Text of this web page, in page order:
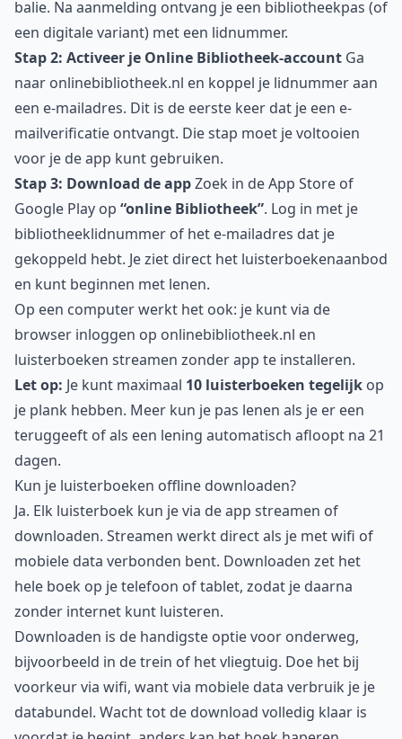
balie. Na aanmelding ontvang je een bibliotheekpas (of
een digitale variant) met een lidnummer.
Stap 2: Activeer je Online Bibliotheek-account Ga
naar onlinebibliotheek.nl en koppel je lidnummer aan
een e-mailadres. Dit is de eerste keer dat je een e-
mailverificatie ontvangt. Die stap moet je voltooien
voor je de app kunt gebruiken.
Stap 3: Download de appZoek in de App Store of
Google Play op “online Bibliotheek”. Log in met je
bibliotheeklidnummer of het e-mailadres dat je
gekoppeld hebt. Je ziet direct het luisterboekenaanbod
en kunt beginnen met lenen.
Op een computer werkt het ook: je kunt via de
browser inloggen op onlinebibliotheek.nl en
luisterboeken streamen zonder app te installeren.
Let op: Je kunt maximaal 10 luisterboeken tegelijk op
je plank hebben. Meer kun je pas lenen als je er een
teruggeeft of als een lening automatisch afloopt na 21
dagen.
Kun je luisterboeken offline downloaden?
Ja. Elk luisterboek kun je via de app streamen of
downloaden. Streamen werkt direct als je met wifi of
mobiele data verbonden bent. Downloaden zet het
hele boek op je telefoon of tablet, zodat je daarna
zonder internet kunt luisteren.
Downloaden is de handigste optie voor onderweg,
bijvoorbeeld in de trein of het vliegtuig. Doe het bij
voorkeur via wifi, want via mobiele data verbruik je je
databundel. Wacht tot de download volledig klaar is